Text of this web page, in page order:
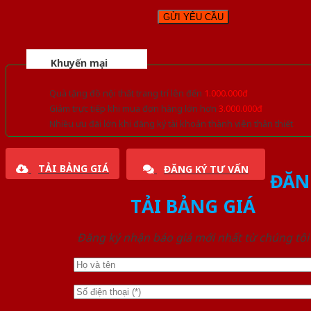
Khuyến mại
Quà tặng đồ nội thất trang trí lên đến 1.000.000đ
Giảm trực tiếp khi mua đơn hàng lớn hơn 3.000.000đ
Nhiều ưu đãi lớn khi đăng ký tài khoản thành viên thân thiết
TẢI BẢNG GIÁ ĐĂNG KÝ TƯ VẤN
TẢI BẢNG GIÁ
Đăng ký nhận báo giá mới nhất từ chúng tôi